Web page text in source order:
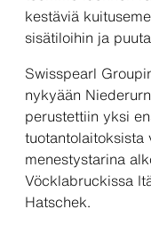
kestäviä
sisätiloihin ja
Swisspearl
nykyään
perustettiin yksi
tuotantolaitoksista
menestystarina
Vöcklabruckissa
Hatschek.